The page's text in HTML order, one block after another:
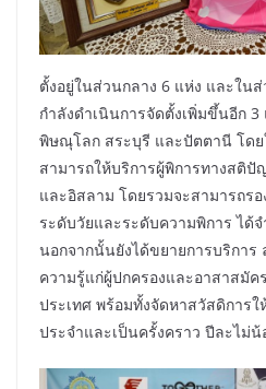
ตั้งอยู่ในส่วนกลาง 6 แห่ง และใน
กำลังดำเนินการจัดตั้งเพิ่มขึ้นอีก
พิษณุโลก สระบุรี และปัตตานี โด
สามารถให้บริการผู้พิการทางสติ
และอิสลาม โดยรวมจะสามารถร
ระดับวัยและระดับความพิการ ได้
นอกจากนั้นยังได้ขยายการบริกา
ความรู้แก่ผู้ปกครองและอาสาสมัค
ประเทศ พร้อมทั้งจัดหาสวัสดิการ
ประจำและเป็นครั้งคราว ปีละไม่น้